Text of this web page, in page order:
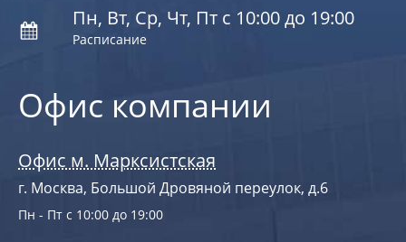
Офис компании
Офис м. Марксистская
г. Москва, Большой Дровяной переулок, д.6
Пн - Пт с 10:00 до 19:00
Пн, Вт, Ср, Чт, Пт с 10:00 до 19:00
Расписание